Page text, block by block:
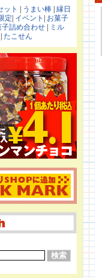
ット うまい棒 縁日
定 イベント
お菓子
子詰め合わせ
ミル
たこせん